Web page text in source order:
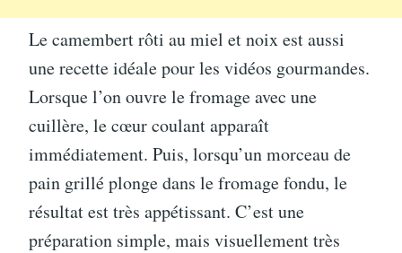
Le camembert rôti au miel et noix est aussi
une recette idéale pour les vidéos gourmandes.
Lorsque l’on ouvre le fromage avec une
cuillère, le cœur coulant apparaît
immédiatement. Puis, lorsqu’un morceau de
pain grillé plonge dans le fromage fondu, le
résultat est très appétissant. C’est une
préparation simple, mais visuellement très